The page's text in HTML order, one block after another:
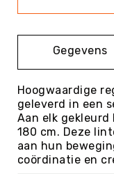
Discgolf
Hockey
Honk-
&
Softbal
Gegevens
Hoogwaardige
geleverd in een
Aan elk
180 cm. Deze
aan hun
coördinatie en